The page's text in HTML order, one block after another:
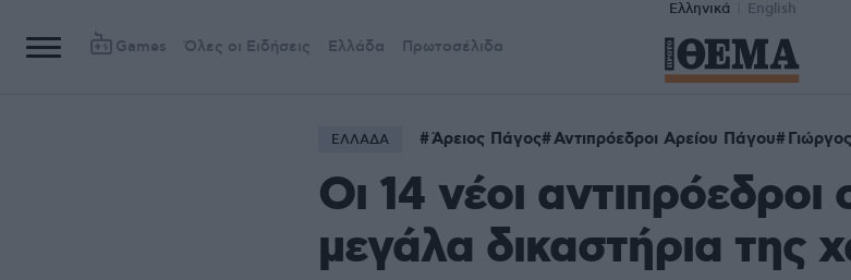
Ελληνικά English
Games Όλες οι Ειδήσεις Ελλάδα Πρωτοσέλιδα
ΕΛΛΑΔΑ Άρειος Πάγος Αντιπρόεδροι Αρείου Πάγου
Οι 14 νέοι αντιπρόεδροι
μεγάλα δικαστήρια της